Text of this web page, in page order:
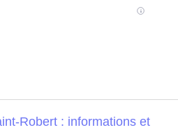
Robert : informations et